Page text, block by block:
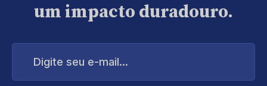
um impacto duradouro.
Digite